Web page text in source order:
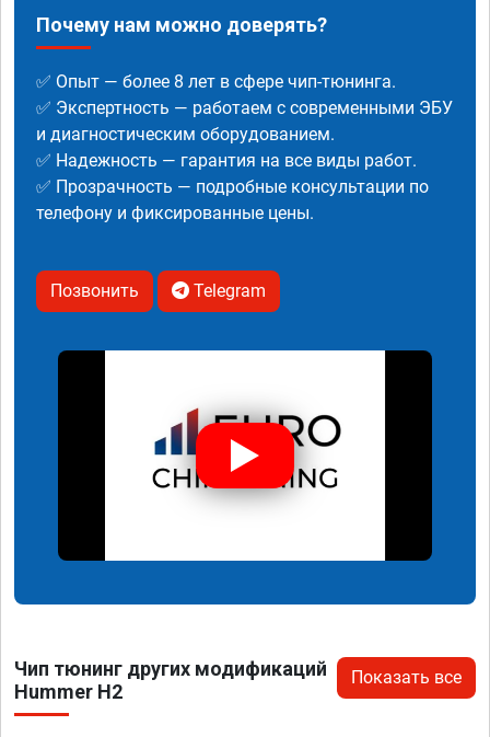
Почему нам можно доверять?
✅ Опыт — более 8 лет в сфере чип-тюнинга.
✅ Экспертность — работаем с современными ЭБУ
и диагностическим оборудованием.
✅ Надежность — гарантия на все виды работ.
✅ Прозрачность — подробные консультации по
телефону и фиксированные цены.
Позвонить Telegram
Чип тюнинг других модификаций
Hummer H2
Показать все